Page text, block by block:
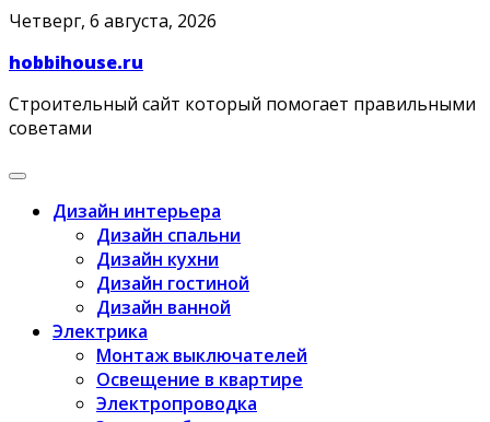
Skip
content
Четверг, 6 августа, 2026
hobbihouse.ru
Строительный сайт который помогает правильными
советами
Дизайн интерьера
Дизайн спальни
Дизайн кухни
Дизайн гостиной
Дизайн ванной
Электрика
Монтаж выключателей
Освещение в квартире
Электропроводка